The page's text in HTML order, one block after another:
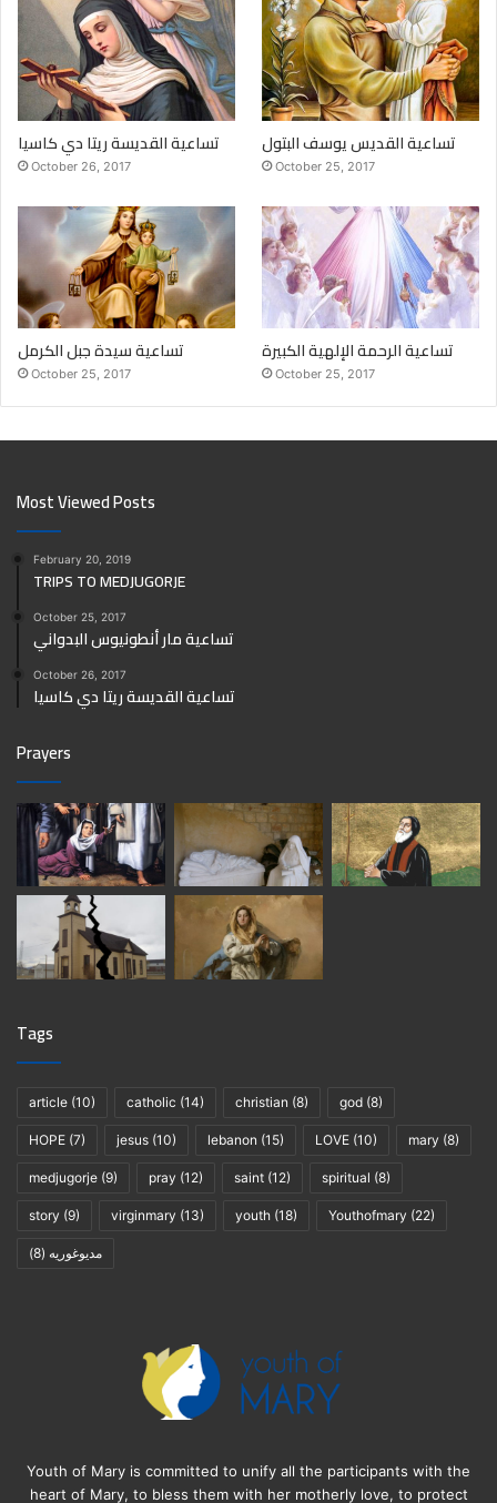
تساعية القديسة ريتا دي كاسيا
October 26, 2017
تساعية القديس يوسف البتول
October 25, 2017
تساعية سيدة جبل الكرمل
October 25, 2017
تساعية الرحمة الإلهية الكبيرة
October 25, 2017
Most Viewed Posts
February 20, 2019
TRIPS TO MEDJUGORJE
October 25, 2017
تساعية مار أنطونيوس البدواني
October 26, 2017
تساعية القديسة ريتا دي كاسيا
Prayers
Tags
article (10) catholic (14) christian (8) god (8)
HOPE (7) jesus (10) lebanon (15) LOVE (10) mary (8)
medjugorje (9) pray (12) saint (12) spiritual (8)
story (9) virginmary (13) youth (18) Youthofmary (22)
مديوغوريه (8)
Youth of Mary is committed to unify all the participants with the
heart of Mary, to bless them with her motherly love, to protect